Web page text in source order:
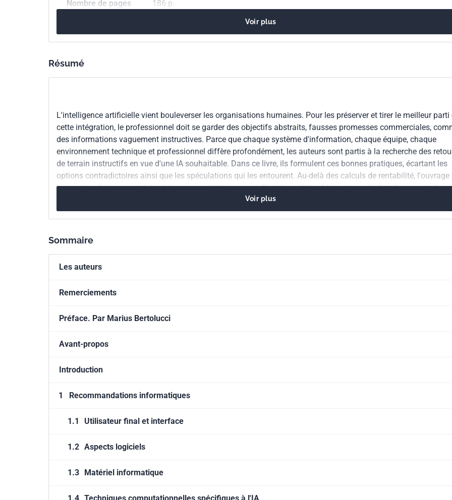
Nombre de pages 186 p.
Référence
Voir plus
Résumé
L'intelligence artificielle vient bouleverser les organisations humaines. Pour les préserver et tirer le meilleur parti
cette intégration, le professionnel doit se garder des objectifs abstraits, fausses promesses commerciales,
des informations vaguement instructives. Parce que chaque système d'information, chaque équipe, chaque
environnement technique et professionnel diffère profondément, les auteurs sont partis à la recherche des
de terrain instructifs en vue d'une IA souhaitable. Dans ce livre, ils formulent ces bonnes pratiques, écartant les
options contradictoires ainsi que les spéculations qui les entourent. Au-delà des calculs de rentabilité, l'ouvrage
l'accent sur le jugement éclairé, la responsabilité personnelle et la maîtrise à long terme de l'intelligence
Ancré dans la pratique, il oriente vers des choix durables, conscients de leur impact sur les ressources et les
équilibres vivants. L'ouvrage s'adresse à tous les décideurs, techniciens ou non, décidés à promouvoir une IA
Voir plus
Sommaire
Les auteurs
Remerciements
Préface. Par Marius Bertolucci
Avant-propos
Introduction
1 Recommandations informatiques
1.1 Utilisateur final et interface
1.2 Aspects logiciels
1.3 Matériel informatique